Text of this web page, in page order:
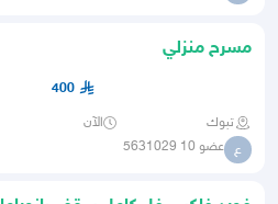
مسرح منزلي
400
تبوك الآن
ع عضو 10 5631029